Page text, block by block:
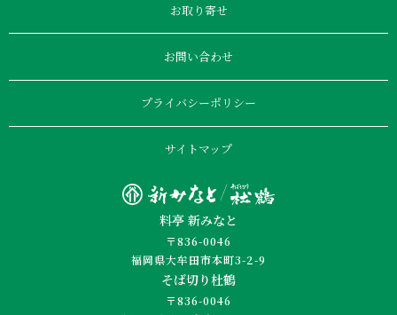
お取り寄せ
お問い合わせ
プライバシーポリシー
サイトマップ
料亭 新みなと
〒836-0046
福岡県大牟田市本町3-2-9
そば切り杜鶴
〒836-0046